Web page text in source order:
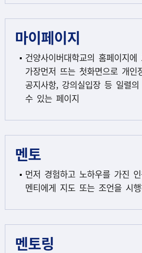
마이페이지
건양사이버대학교의 홈페이지
가장먼저 뜨는 첫화면으로 개인
공지사항, 강의실입장 등 일렬
수 있는 페이지
멘토
먼저 경험하고 노하우를 가진 인
멘티에게 지도 또는 조언을 시
멘토링